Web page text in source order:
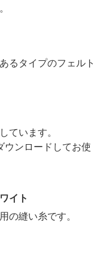
るタイプのフェルト
ています。
ウンロードしてお使
イト
の縫い糸です。